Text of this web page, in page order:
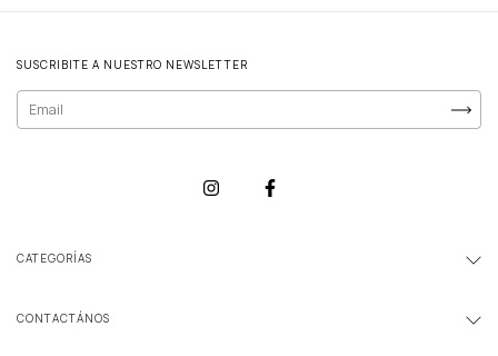
SUSCRIBITE A NUESTRO NEWSLETTER
CATEGORÍAS
CONTACTÁNOS